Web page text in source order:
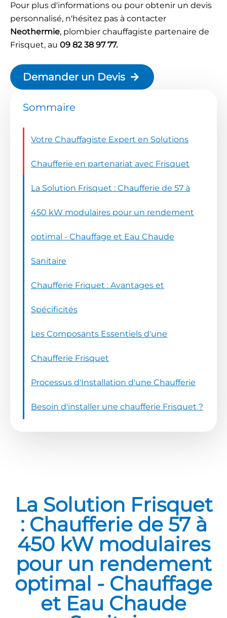
Pour plus d'informations ou pour obtenir un devis
personnalisé, n'hésitez pas à contacter
Neothermie, plombier chauffagiste partenaire de
Frisquet, au 09 82 38 97 77.
Demander un Devis
Sommaire
Votre Chauffagiste Expert en Solutions
Chaufferie en partenariat avec Frisquet
La Solution Frisquet : Chaufferie de 57 à
450 kW modulaires pour un rendement
optimal - Chauffage et Eau Chaude
Sanitaire
Chaufferie Friquet : Avantages et
Spécificités
Les Composants Essentiels d'une
Chaufferie Frisquet
Processus d'Installation d'une Chaufferie
Besoin d'installer une chaufferie Frisquet ?
La Solution Frisquet
: Chaufferie de 57 à
450 kW modulaires
pour un rendement
optimal - Chauffage
et Eau Chaude